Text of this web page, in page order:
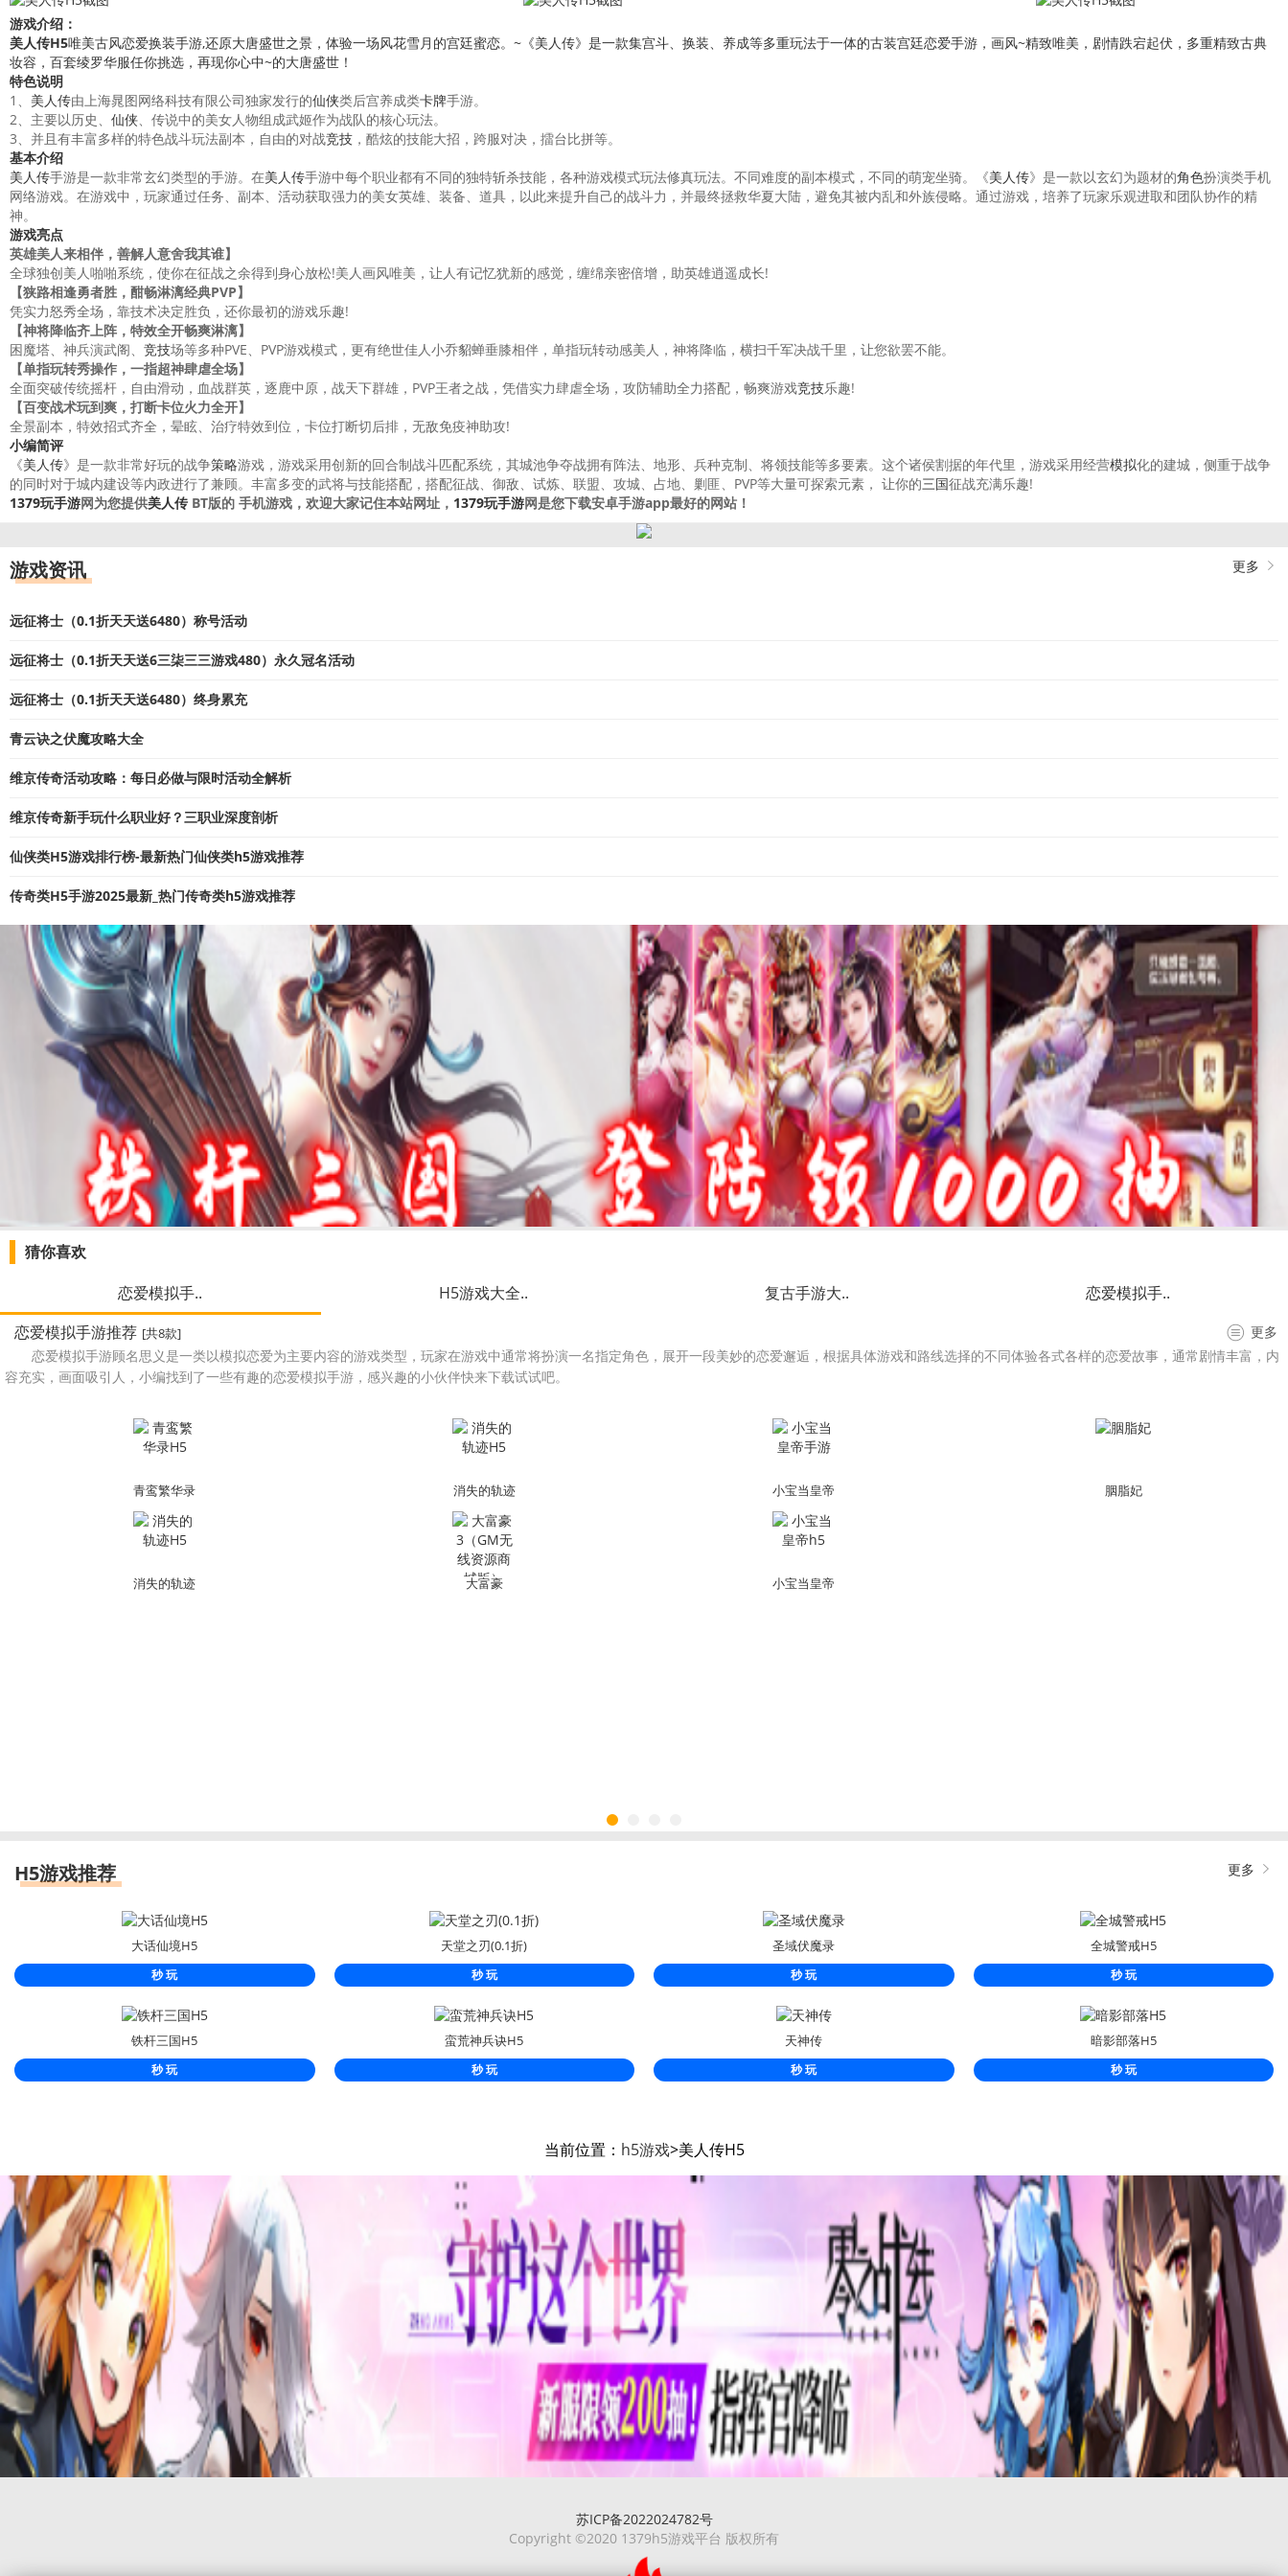
游戏介绍：
美人传H5唯美古风恋爱换装手游,还原大唐盛世之景，体验一场风花雪月的宫廷蜜恋。~《美人传》是一款集宫斗、换装、养成等多重玩法于一体的古装宫廷恋爱手游，画风~精致唯美，剧情跌宕起伏，多重精致古典
妆容，百套绫罗华服任你挑选，再现你心中~的大唐盛世！
特色说明
1、 美人传由上海晁图网络科技有限公司独家发行的仙侠类后宫养成类卡牌手游。
2、主要以历史、 仙侠、传说中的美女人物组成武姬作为战队的核心玩法。
3、并且有丰富多样的特色战斗玩法副本，自由的对战竞技 ，酷炫的技能大招，跨服对决，擂台比拼等。
基本介绍
美人传手游是一款非常玄幻类型的手游。在美人传手游中每个职业都有不同的独特斩杀技能，各种游戏模式玩法修真玩法。不同难度的副本模式，不同的萌宠坐骑。《美人传》是一款以玄幻为题材的角色扮演类手机
网络游戏。在游戏中，玩家通过任务、副本、活动获取强力的美女英雄、装备、道具，以此来提升自己的战斗力，并最终拯救华夏大陆，避免其被内乱和外族侵略。通过游戏，培养了玩家乐观进取和团队协作的精
神。
游戏亮点
英雄美人来相伴，善解人意舍我其谁】
全球独创美人啪啪系统，使你在征战之余得到身心放松!美人画风唯美，让人有记忆犹新的感觉，缠绵亲密倍增，助英雄逍遥成长!
【狭路相逢勇者胜，酣畅淋漓经典PVP】
凭实力怒秀全场，靠技术决定胜负，还你最初的游戏乐趣!
【神将降临齐上阵，特效全开畅爽淋漓】
困魔塔、神兵演武阁、 竞技场等多种PVE、PVP游戏模式，更有绝世佳人小乔貂蝉垂膝相伴，单指玩转动感美人，神将降临，横扫千军决战千里，让您欲罢不能。
【单指玩转秀操作，一指超神肆虐全场】
全面突破传统摇杆，自由滑动，血战群英，逐鹿中原，战天下群雄，PVP王者之战，凭借实力肆虐全场，攻防辅助全力搭配，畅爽游戏竞技乐趣!
【百变战术玩到爽，打断卡位火力全开】
全景副本，特效招式齐全，晕眩、治疗特效到位，卡位打断切后排，无敌免疫神助攻!
小编简评
《美人传》是一款非常好玩的战争策略游戏，游戏采用创新的回合制战斗匹配系统，其城池争夺战拥有阵法、地形、兵种克制、将领技能等多要素。这个诸侯割据的年代里，游戏采用经营模拟化的建城，侧重于战争
的同时对于城内建设等内政进行了兼顾。丰富多变的武将与技能搭配，搭配征战、御敌、试炼、联盟、攻城、占地、剿匪、PVP等大量可探索元素， 让你的三国征战充满乐趣!
1379玩手游网为您提供美人传 BT版的 手机游戏，欢迎大家记住本站网址， 1379玩手游网是您下载安卓手游app最好的网站！
游戏资讯 更多
远征将士（0.1折天天送6480）称号活动
远征将士（0.1折天天送6三柒三三游戏480）永久冠名活动
远征将士（0.1折天天送6480）终身累充
青云诀之伏魔攻略大全
维京传奇活动攻略：每日必做与限时活动全解析
维京传奇新手玩什么职业好？三职业深度剖析
仙侠类H5游戏排行榜-最新热门仙侠类h5游戏推荐
传奇类H5手游2025最新_热门传奇类h5游戏推荐
猜你喜欢
恋爱模拟手..
H5游戏大全.. 复古手游大..
恋爱模拟手..
恋爱模拟手游推荐 [共8款]
更多
恋爱模拟手游顾名思义是一类以模拟恋爱为主要内容的游戏类型，玩家在游戏中通常将扮演一名指定角色，展开一段美妙的恋爱邂逅，根据具体游戏和路线选择的不同体验各式各样的恋爱故事，通常剧情丰富，内
容充实，画面吸引人，小编找到了一些有趣的恋爱模拟手游，感兴趣的小伙伴快来下载试试吧。
青鸾繁华录 消失的轨迹 小宝当皇帝 胭脂妃
消失的轨迹 大富豪 小宝当皇帝
H5游戏推荐 更多
大话仙境H5
秒 玩
天堂之刃(0.1折)
秒 玩
圣域伏魔录
秒 玩
全城警戒H5
秒 玩
铁杆三国H5
秒 玩
蛮荒神兵诀H5
秒 玩
天神传
秒 玩
暗影部落H5
秒 玩
当前位置： h5游戏>美人传H5
苏ICP备2022024782号
Copyright ©2020 1379h5游戏平台 版权所有